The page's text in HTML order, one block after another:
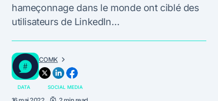
hameçonnage dans le monde ont ciblé des
utilisateurs de LinkedIn…
COMK
DATA SOCIAL MEDIA